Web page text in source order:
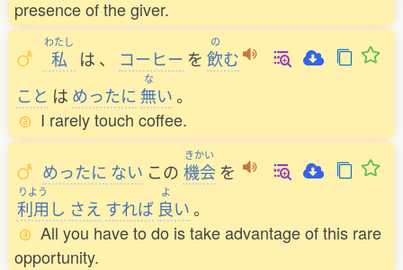
presence of the giver.
わたし
私 は 、 コーヒー を
の
飲む
こと は めったに
な
無い。
I rarely touch coffee.
めったに ない この
きかい
機会 を
りよう
利用 し さえ すれば
よ
良い。
All you have to do is take advantage of this rare
opportunity.